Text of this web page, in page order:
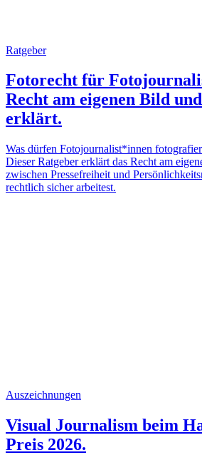
Ratgeber
Fotorecht für
Recht am eigenen Bild
erklärt.
Was dürfen Fotojournalist*innen
Dieser Ratgeber erklärt das Recht am
zwischen Pressefreiheit und
rechtlich sicher arbeitest.
Auszeichnungen
Visual Journalism beim
Preis 2026.